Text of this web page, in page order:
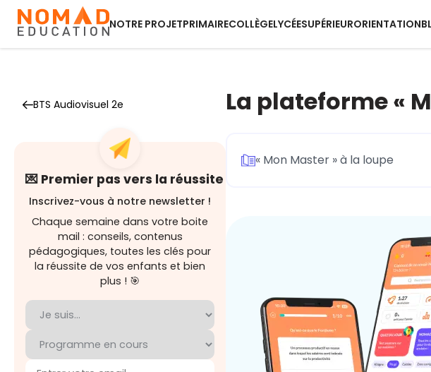
NOTRE PROJETPRIMAIRECOLLÈGELYCÉESUPÉRIEURORIENTATION
BTS Audiovisuel 2e
💌 Premier pas vers la réussite
Inscrivez-vous à notre newsletter !
Chaque semaine dans votre boite
mail : conseils, contenus
pédagogiques, toutes les clés pour
la réussite de vos enfants et bien
plus ! 🎯
La plateforme «
« Mon Master » à la loupe